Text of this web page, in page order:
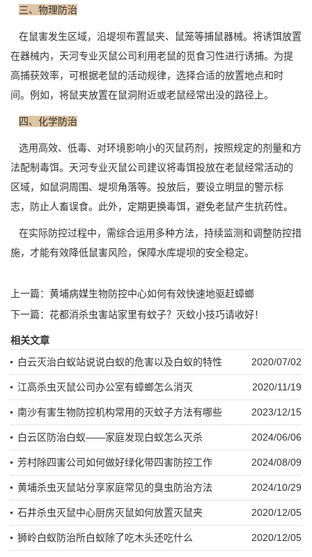
三、物理防治
在鼠害发生区域，沿堤坝布置鼠夹、鼠笼等捕鼠器械。将诱饵放置
在器械内，天河专业灭鼠公司利用老鼠的觅食习性进行诱捕。为提
高捕获效率，可根据老鼠的活动规律，选择合适的放置地点和时
间。例如，将鼠夹放置在鼠洞附近或老鼠经常出没的路径上。
四、化学防治
选用高效、低毒、对环境影响小的灭鼠药剂，按照规定的剂量和方
法配制毒饵。天河专业灭鼠公司建议将毒饵投放在老鼠经常活动的
区域，如鼠洞周围、堤坝角落等。投放后，要设立明显的警示标
志，防止人畜误食。此外，定期更换毒饵，避免老鼠产生抗药性。
在实际防控过程中，需综合运用多种方法，持续监测和调整防控措
施，才能有效降低鼠害风险，保障水库堤坝的安全稳定。
上一篇： 黄埔病媒生物防控中心如何有效快速地驱赶蟑螂
下一篇： 花都消杀虫害站家里有蚊子？灭蚊小技巧请收好！
相关文章
2020/07/02
白云灭治白蚁站说说白蚁的危害以及白蚁的特性
2020/11/19
江高杀虫灭鼠公司办公室有蟑螂怎么消灭
2023/12/15
南沙有害生物防控机构常用的灭蚊子方法有哪些
2024/06/06
白云区防治白蚁——家庭发现白蚁怎么灭杀
2024/08/09
芳村除四害公司如何做好绿化带四害防控工作
2024/10/29
黄埔杀虫灭鼠站分享家庭常见的臭虫防治方法
2020/12/05
石井杀虫灭鼠中心厨房灭鼠如何放置灭鼠夹
2020/12/05
狮岭白蚁防治所白蚁除了吃木头还吃什么